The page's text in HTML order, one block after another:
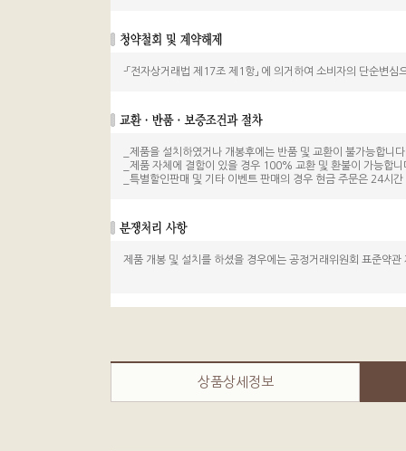
-「전자상거래법 제17조 제1항」 에 의거하여 소비자의 단순변
_제품을 설치하였거나 개봉후에는 반품 및 교환이 불가능합니다.
_제품 자체에 결함이 있을 경우 100% 교환 및 환불이 가능합니
_특별할인판매 및 기타 이벤트 판매의 경우 현금 주문은 24시
제품 개봉 및 설치를 하셨을 경우에는 공정거래위원회 표준약
상품상세정보